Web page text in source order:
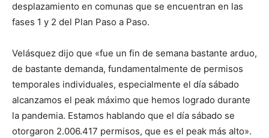
desplazamiento en comunas que se encuentran en las
fases 1 y 2 del Plan Paso a Paso.
Velásquez dijo que «fue un fin de semana bastante arduo,
de bastante demanda, fundamentalmente de permisos
temporales individuales, especialmente el día sábado
alcanzamos el peak máximo que hemos logrado durante
la pandemia. Estamos hablando que el día sábado se
otorgaron 2.006.417 permisos, que es el peak más alto».